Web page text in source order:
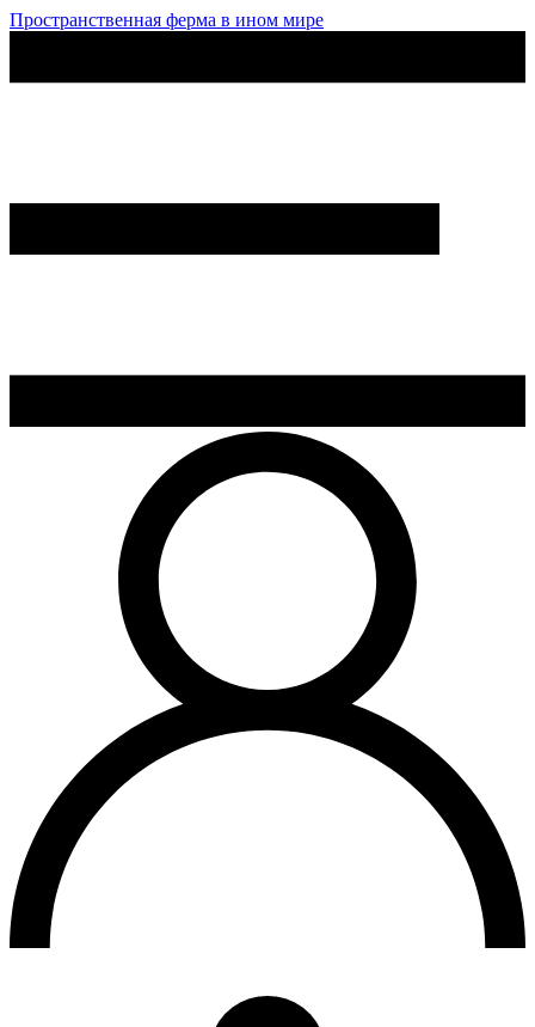
Пространственная ферма в ином мире